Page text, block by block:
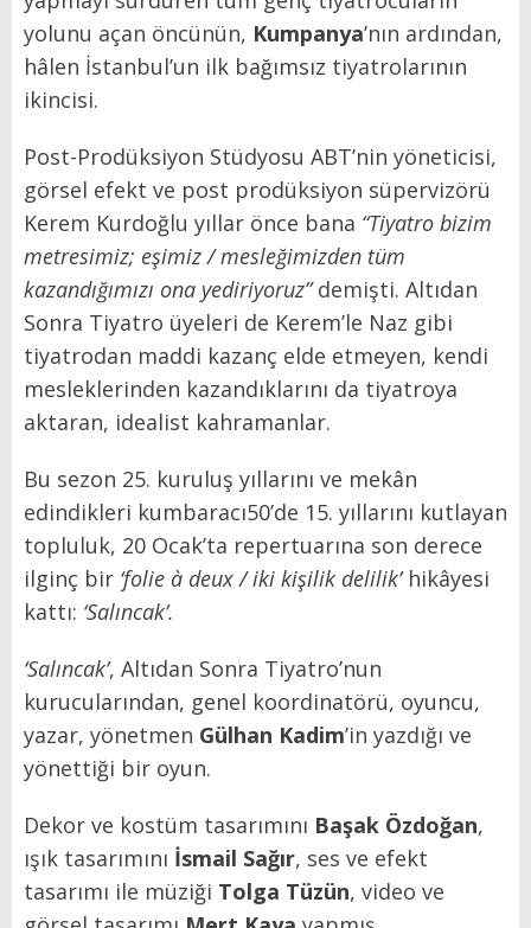
yolunu açan öncünün, Kumpanya’nın ardından,
hâlen İstanbul’un ilk bağımsız tiyatrolarının
ikincisi.
Post-Prodüksiyon Stüdyosu ABT’nin yöneticisi,
görsel efekt ve post prodüksiyon süpervizörü
Kerem Kurdoğlu yıllar önce bana “Tiyatro bizim
metresimiz; eşimiz / mesleğimizden tüm
kazandığımızı ona yediriyoruz”demişti. Altıdan
Sonra Tiyatro üyeleri de Kerem’le Naz gibi
tiyatrodan maddi kazanç elde etmeyen, kendi
mesleklerinden kazandıklarını da tiyatroya
aktaran, idealist kahramanlar.
Bu sezon 25. kuruluş yıllarını ve mekân
edindikleri kumbaracı50’de 15. yıllarını kutlayan
topluluk, 20 Ocak’ta repertuarına son derece
ilginç bir ‘folie à deux / iki kişilik delilik’ hikâyesi
kattı: ‘Salıncak’.
‘Salıncak’, Altıdan Sonra Tiyatro’nun
kurucularından, genel koordinatörü, oyuncu,
yazar, yönetmen Gülhan Kadim’in yazdığı ve
yönettiği bir oyun.
Dekor ve kostüm tasarımını Başak Özdoğan,
ışık tasarımını İsmail Sağır, ses ve efekt
tasarımı ile müziği Tolga Tüzün, video ve